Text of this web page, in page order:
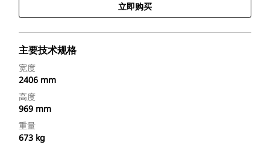
立即购买
主要技术规格
宽度
2406 mm
高度
969 mm
重量
673 kg